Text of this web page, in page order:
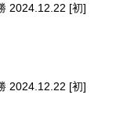
2024.12.22 [初]
2024.12.22 [初]